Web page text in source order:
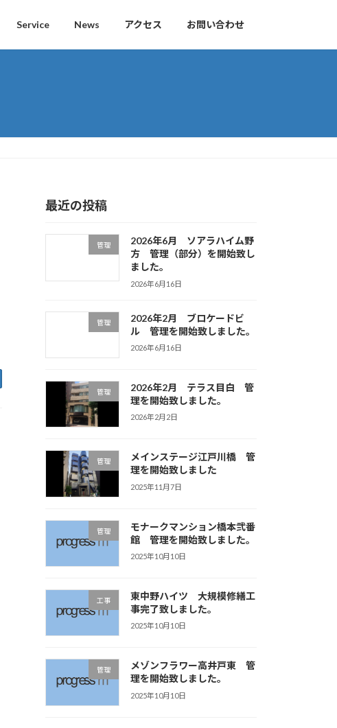
Service News アクセス お問い合わせ
最近の投稿
管理
2026年6月 ソアラハイム野
方 管理（部分）を開始致し
ました。
2026年6月16日
管理
2026年2月 ブロケードビ
ル 管理を開始致しました。
2026年6月16日
管理
2026年2月 テラス目白 管
理を開始致しました。
2026年2月2日
管理
メインステージ江戸川橋 管
理を開始致しました
2025年11月7日
管理
モナークマンション橋本弐番
館 管理を開始致しました。
2025年10月10日
工事
東中野ハイツ 大規模修繕工
事完了致しました。
2025年10月10日
管理
メゾンフラワー高井戸東 管
理を開始致しました。
2025年10月10日